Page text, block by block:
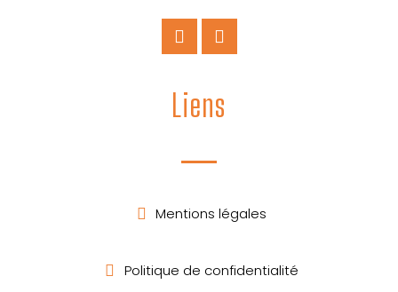
Liens
Mentions légales
Politique de confidentialité